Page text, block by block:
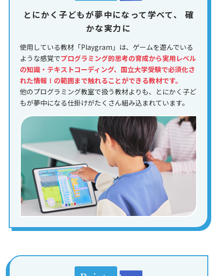
とにかく子どもが夢中になって学べて、
確
かな実力に
使用している教材「Playgram」は、ゲームを遊んでいる
ような感覚でプログラミング的思考の育成から実用レベル
の知識・テキストコーディング、国立大学受験で必須化さ
れた情報Ⅰの範囲まで触れることができる教材です。
他のプログラミング教室で扱う教材よりも、とにかく子ど
もが夢中になる仕掛けがたくさん組み込まれています。